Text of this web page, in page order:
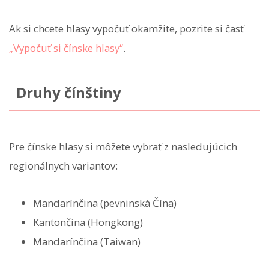
Ak si chcete hlasy vypočuť okamžite, pozrite si časť
„Vypočuť si čínske hlasy“.
Druhy čínštiny
Pre čínske hlasy si môžete vybrať z nasledujúcich
regionálnych variantov:
Mandarínčina (pevninská Čína)
Kantončina (Hongkong)
Mandarínčina (Taiwan)